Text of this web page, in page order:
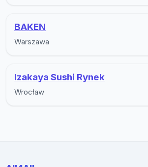
BAKEN
Warszawa
Izakaya Sushi Rynek
Wrocław